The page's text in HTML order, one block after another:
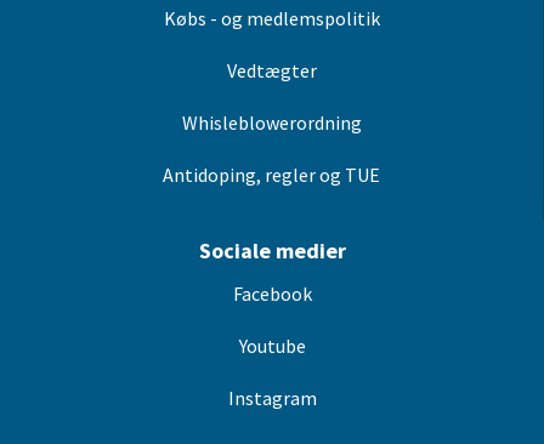
Købs - og medlemspolitik
Vedtægter
Whisleblowerordning
Antidoping, regler og TUE
Sociale medier
Facebook
Youtube
Instagram